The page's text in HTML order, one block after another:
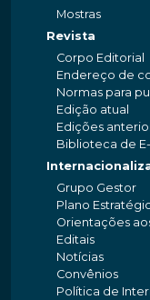
Mostras
Revista
Corpo Editorial
Endereço de
Normas para
Edição atual
Edições
Biblioteca de
Grupo Gestor
Plano
Orientações
Editais
Notícias
Convênios
Política de